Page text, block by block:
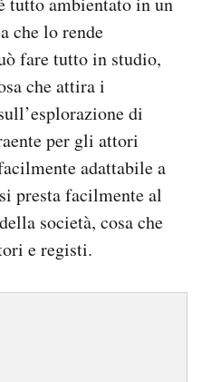
che lo rende
fare tutto in studio,
che attira i
di
per gli attori
adattabile a
presta facilmente al
società, cosa che
e registi.